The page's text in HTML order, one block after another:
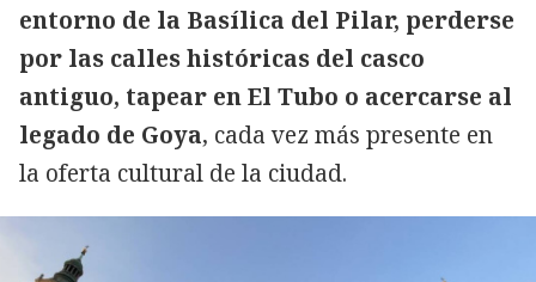
entorno de la Basílica del Pilar, perderse
por las calles históricas del casco
antiguo, tapear en El Tubo o acercarse al
legado de Goya, cada vez más presente en
la oferta cultural de la ciudad.